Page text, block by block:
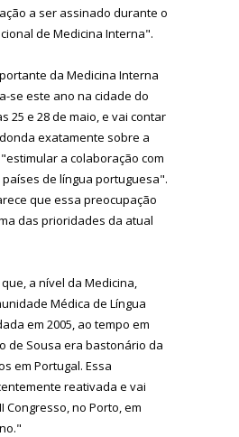
a ser assinado durante o
de Medicina Interna".
da Medicina Interna
se este ano na cidade do
25 e 28 de maio, e vai contar
exatamente sobre a
a colaboração com
de língua portuguesa".
que essa preocupação
das prioridades da atual
a nível da Medicina,
Médica de Língua
em 2005, ao tempo em
de Sousa era bastonário da
em Portugal. Essa
reativada e vai
Congresso, no Porto, em